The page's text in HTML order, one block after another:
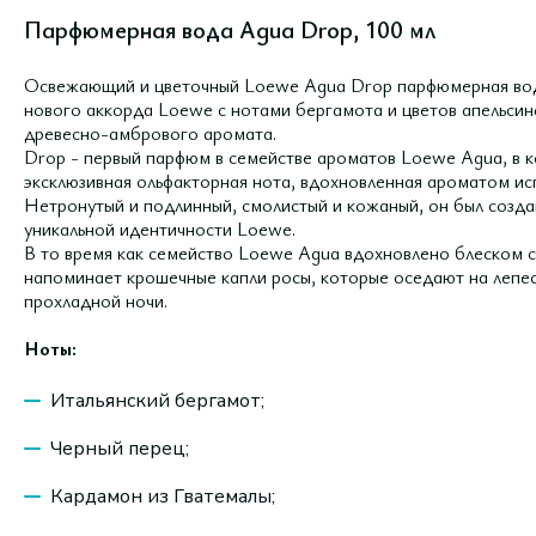
Парфюмерная вода Agua Drop, 100 мл
Освежающий и цветочный Loewe Agua Drop парфюмерная
нового аккорда Loewe с нотами бергамота и цветов
древесно-амбрового аромата.
Drop - первый парфюм в семействе ароматов Loewe Agua, в
эксклюзивная ольфакторная нота, вдохновленная ароматом
Нетронутый и подлинный, смолистый и кожаный, он был
уникальной идентичности Loewe.
В то время как семейство Loewe Agua вдохновлено
напоминает крошечные капли росы, которые оседают на
прохладной ночи.
Ноты:
Итальянский бергамот;
Черный перец;
Кардамон из Гватемалы;